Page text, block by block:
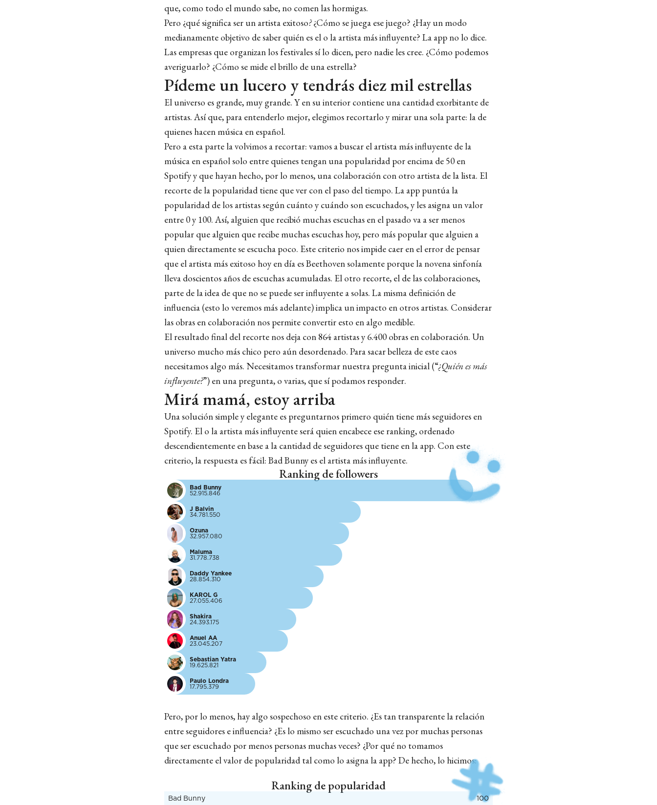
que, como todo el mundo sabe, no comen las hormigas.
Pero ¿qué significa ser un artista exitoso?¿Cómo se juega ese juego? ¿Hay un modo
medianamente objetivo de saber quién es el o la artista más influyente? La app no lo dice.
Las empresas que organizan los festivales sí lo dicen, pero nadie les cree. ¿Cómo podemos
averiguarlo? ¿Cómo se mide el brillo de una estrella?
Pídeme un lucero y tendrás diez mil estrellas
El universo es grande, muy grande. Y en su interior contiene una cantidad exorbitante de
artistas. Así que, para entenderlo mejor, elegimos recortarlo y mirar una sola parte: la de
quienes hacen música en español.
Pero a esta parte la volvimos a recortar: vamos a buscar el artista más influyente de la
música en español solo entre quienes tengan una popularidad por encima de 50 en
Spotify y que hayan hecho, por lo menos, una colaboración con otro artista de la lista. El
recorte de la popularidad tiene que ver con el paso del tiempo. La app puntúa la
popularidad de los artistas según cuánto y cuándo son escuchados, y les asigna un valor
entre 0 y 100. Así, alguien que recibió muchas escuchas en el pasado va a ser menos
popular que alguien que recibe muchas escuchas hoy, pero más popular que alguien a
quien directamente se escucha poco. Este criterio nos impide caer en el error de pensar
que el artista más exitoso hoy en día es Beethoven solamente porque la novena sinfonía
lleva doscientos años de escuchas acumuladas. El otro recorte, el de las colaboraciones,
parte de la idea de que no se puede ser influyente a solas. La misma definición de
influencia (esto lo veremos más adelante) implica un impacto en otros artistas. Considerar
las obras en colaboración nos permite convertir esto en algo medible.
El resultado final del recorte nos deja con 864 artistas y 6.400 obras en colaboración. Un
universo mucho más chico pero aún desordenado. Para sacar belleza de este caos
necesitamos algo más. Necesitamos transformar nuestra pregunta inicial (“¿Quién es más
influyente?”) en una pregunta, o varias, que sí podamos responder.
Mirá mamá, estoy arriba
Una solución simple y elegante es preguntarnos primero quién tiene más seguidores en
Spotify. El o la artista más influyente será quien encabece ese ranking, ordenado
descendientemente en base a la cantidad de seguidores que tiene en la app. Con este
criterio, la respuesta es fácil: Bad Bunny es el artista más influyente.
Ranking de followers
Bad Bunny
52.915.846
J Balvin
34.781.550
Ozuna
32.957.080
Maluma
31.778.738
Daddy Yankee
28.854.310
KAROL G
27.055.406
Shakira
24.393.175
Anuel AA
23.045.207
Sebastian Yatra
19.625.821
Paulo Londra
17.795.379
Pero, por lo menos, hay algo sospechoso en este criterio. ¿Es tan transparente la relación
entre seguidores e influencia? ¿Es lo mismo ser escuchado una vez por muchas personas
que ser escuchado por menos personas muchas veces? ¿Por qué no tomamos
directamente el valor de popularidad tal como lo asigna la app? De hecho, lo hicimos:
Ranking de popularidad
Bad Bunny 100